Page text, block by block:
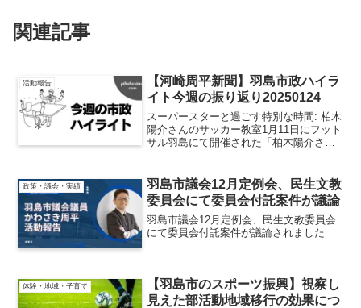
関連記事
活動報告
【河崎周平新聞】羽島市政ハイラ
イト今週の振り返り20250124
スーパースターと過ごす特別な時間: 柏木
陽介さんのサッカー教室1月11日にフット
サル羽島にて開催された「柏木陽介さん
移行にも携わっている南部スポーツ村さ
んとFootba...
政策・議会・実績
羽島市議会12月定例会、民生文教
委員会にて委員会付託案件が議論
羽島市議会12月定例会、民生文教委員会
にて委員会付託案件が議論されました
体験・地域・子育て
【羽島市のスポーツ振興】視察し
見えた部活動地域移行の効果につ